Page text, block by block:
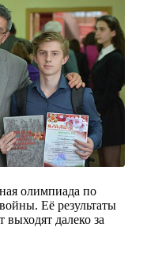
олимпиада по
Её результаты
выходят далеко за